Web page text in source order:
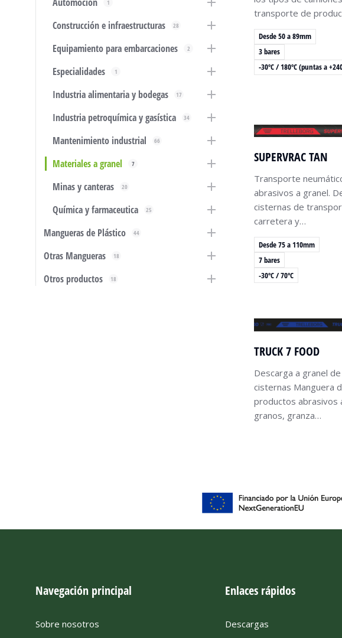
1
Construcción e infraestructuras 28
Equipamiento para embarcaciones 2
Especialidades 1
Industria alimentaria y bodegas 17
Industria petroquímica y gasística 34
Mantenimiento industrial 66
Materiales a granel 7
Minas y canteras 20
Química y farmaceutica 25
Mangueras de Plástico 44
Otras Mangueras 18
Otros productos 18
Desde 50 a 89mm
3 bares
-30ºC / 180ºC (puntas a
transporte de
Desde 75 a 110mm
7 bares
-30ºC / 70ºC
SUPERVRAC TAN
Transporte
abrasivos a granel.
cisternas de
carretera y…
TRUCK 7 FOOD
Descarga a granel
cisternas Manguera
productos abrasivos
granos, granza…
Navegación principal
Sobre nosotros
Enlaces rápidos
Descargas